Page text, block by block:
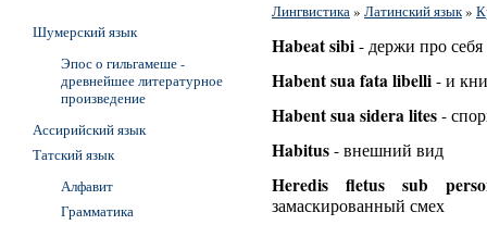
Лингвистика» Латинский язык»
Habeat sibi - держи про себя
Habent sua fata libelli - и
Habent sua sidera lites -
Habitus - внешний вид
Heredis fletus sub
замаскированный смех
Шумерский язык
Эпос о гильгамеше -
древнейшее литературное
произведение
Ассирийский язык
Татский язык
Алфавит
Грамматика